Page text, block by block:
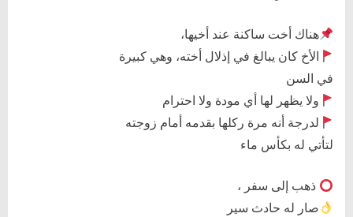
هناك أخت ساكنة عند أخيها،
الأخ كان يبالغ في إذلال أخته، وهي كبيرة
في السن
ولا يظهر لها أي مودة ولا احترام
لدرجة أنه مرة ركلها بقدمه أمام زوجته
لتأتي له بكأس ماء
ذهب إلى سفر ،
صار له حادث سير